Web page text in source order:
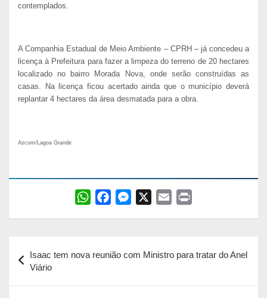
contemplados.
A Companhia Estadual de Meio Ambiente – CPRH – já concedeu a
licença à Prefeitura para fazer a limpeza do terreno de 20 hectares
localizado no bairro Morada Nova, onde serão construídas as
casas. Na licença ficou acertado ainda que o município deverá
replantar 4 hectares da área desmatada para a obra.
Ascom/Lagoa Grande
W
s
b
e
l
t
de
Post
Isaac tem nova reunião com Ministro para tratar do Anel
Viário